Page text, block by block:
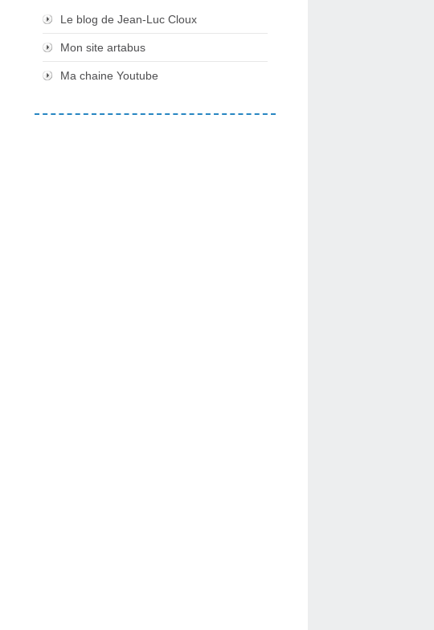
Le blog de Jean-Luc Cloux
Mon site artabus
Ma chaine Youtube